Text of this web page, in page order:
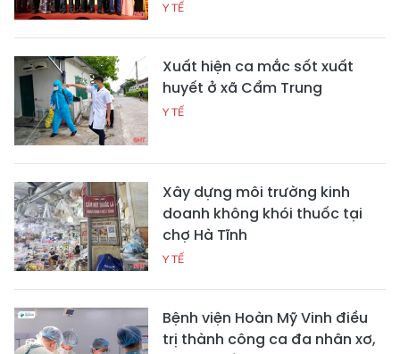
Y TẾ
Xuất hiện ca mắc sốt xuất
huyết ở xã Cẩm Trung
Y TẾ
Xây dựng môi trường kinh
doanh không khói thuốc tại
chợ Hà Tĩnh
Y TẾ
Bệnh viện Hoàn Mỹ Vinh điều
trị thành công ca đa nhân xơ,